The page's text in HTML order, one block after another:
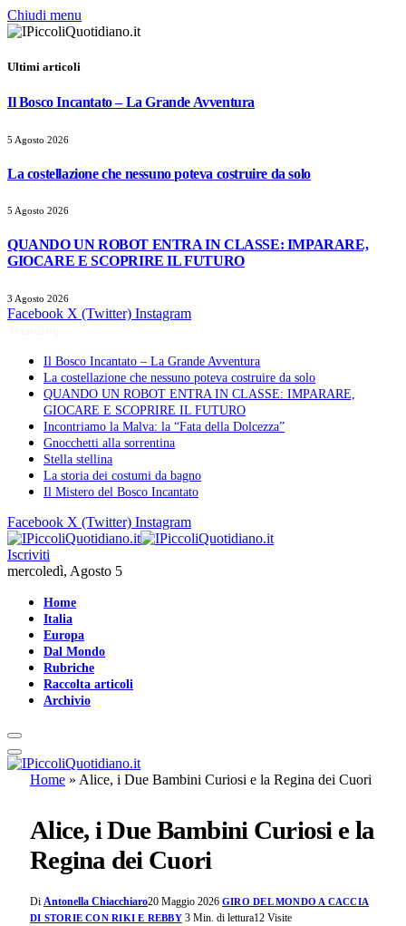
Chiudi menu
Ultimi articoli
Il Bosco Incantato – La Grande Avventura
5 Agosto 2026
La costellazione che nessuno poteva costruire da solo
5 Agosto 2026
QUANDO UN ROBOT ENTRA IN CLASSE: IMPARARE,
GIOCARE E SCOPRIRE IL FUTURO
3 Agosto 2026
Facebook X (Twitter) Instagram
Il Bosco Incantato – La Grande Avventura
La costellazione che nessuno poteva costruire da solo
QUANDO UN ROBOT ENTRA IN CLASSE: IMPARARE,
GIOCARE E SCOPRIRE IL FUTURO
Incontriamo la Malva: la “Fata della Dolcezza”
Gnocchetti alla sorrentina
Stella stellina
La storia dei costumi da bagno
Il Mistero del Bosco Incantato
Facebook X (Twitter) Instagram
Iscriviti
mercoledì, Agosto 5
Home
Italia
Europa
Dal Mondo
Rubriche
Raccolta articoli
Archivio
Home » Alice, i Due Bambini Curiosi e la Regina dei Cuori
Alice, i Due Bambini Curiosi e la
Regina dei Cuori
Di Antonella Chiacchiaro20 Maggio 2026 GIRO DEL MONDO A CACCIA
DI STORIE CON RIKI E REBBY 3 Min. di lettura12 Visite